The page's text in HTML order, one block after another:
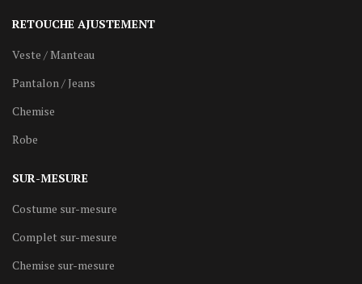
RETOUCHE AJUSTEMENT
Veste / Manteau
Pantalon / Jeans
Chemise
Robe
SUR-MESURE
Costume sur-mesure
Complet sur-mesure
Chemise sur-mesure